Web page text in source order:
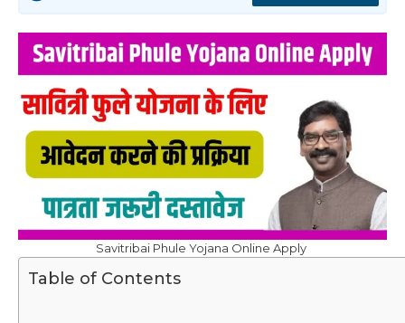
Savitribai Phule Yojana Online Apply
Table of Contents